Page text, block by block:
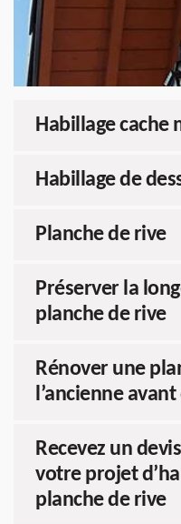
Habillage cache
Habillage de
Planche de rive
Préserver la
planche de rive
Rénover une
l’ancienne
Recevez un
votre projet
planche de rive